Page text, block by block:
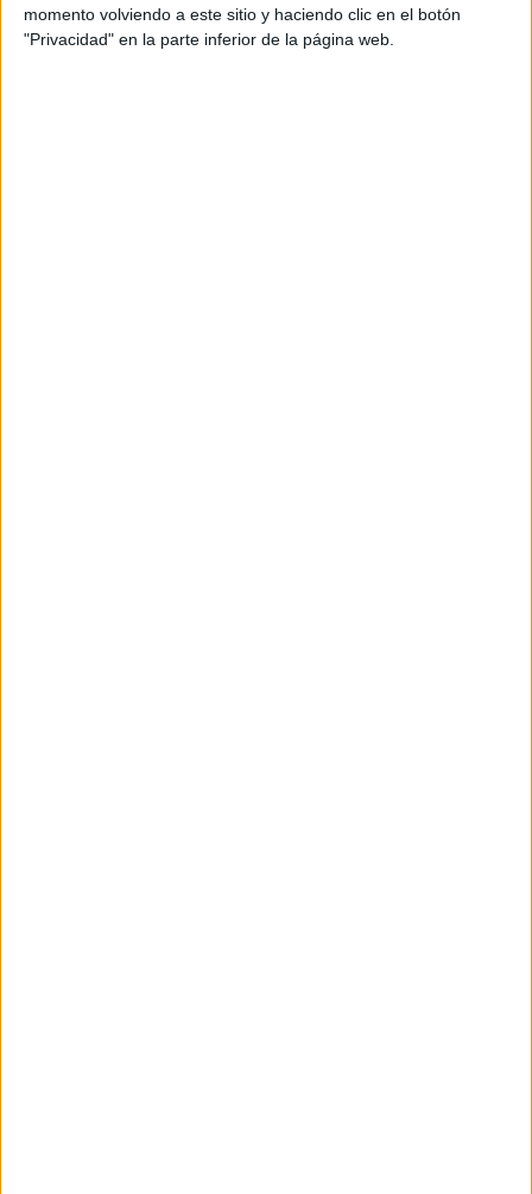
momento volviendo a este sitio y haciendo clic en el botón
"Privacidad" en la parte inferior de la página web.